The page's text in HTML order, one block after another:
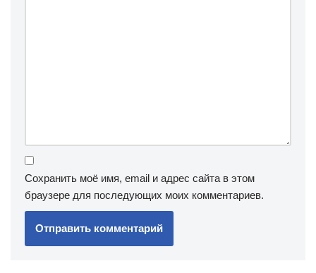
Сохранить моё имя, email и адрес сайта в этом
браузере для последующих моих комментариев.